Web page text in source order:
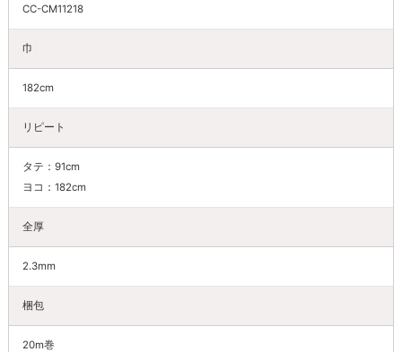
CC-CM11218
巾
182cm
リピート
タテ：91cm
ヨコ：182cm
全厚
2.3mm
梱包
20m巻